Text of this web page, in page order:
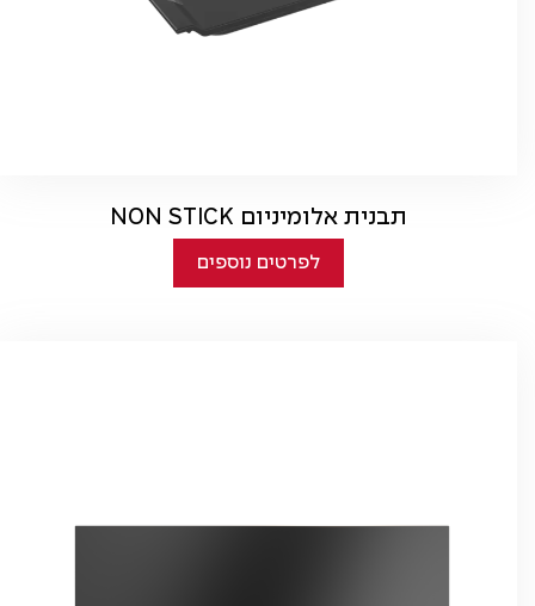
תבנית אלומיניום NON STICK
לפרטים נוספים